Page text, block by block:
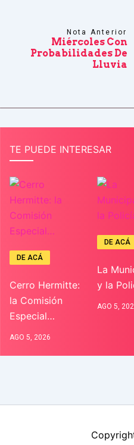
Nota Anterior
Miércoles Con
Probabilidades De
Lluvia
TE PUEDE INTERESAR
DE ACÁ
Cerro Hermitte:
la Comisión
Especial…
AGO 5, 2026
DE ACÁ
La
y la
AGO 5,